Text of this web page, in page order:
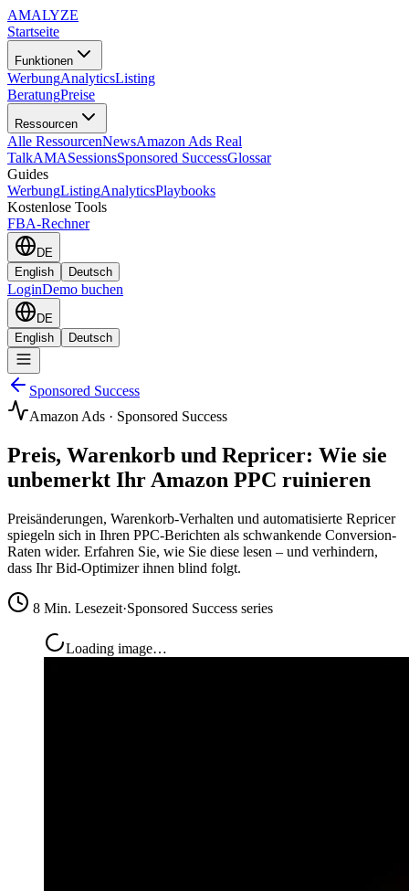
AMALYZE
Startseite
Funktionen
WerbungAnalyticsListing
BeratungPreise
Ressourcen
Alle RessourcenNewsAmazon Ads Real
TalkAMASessionsSponsored SuccessGlossar
Guides
WerbungListingAnalyticsPlaybooks
Kostenlose Tools
FBA-Rechner
DE
English
Deutsch
LoginDemo buchen
DE
English
Deutsch
Sponsored Success
Amazon Ads · Sponsored Success
Preis, Warenkorb und Repricer: Wie sie
unbemerkt Ihr Amazon PPC ruinieren
Preisänderungen, Warenkorb-Verhalten und automatisierte Repricer
spiegeln sich in Ihren PPC-Berichten als schwankende Conversion-
Raten wider. Erfahren Sie, wie Sie diese lesen – und verhindern,
dass Ihr Bid-Optimizer ihnen blind folgt.
8 Min. Lesezeit·Sponsored Success series
Loading image…